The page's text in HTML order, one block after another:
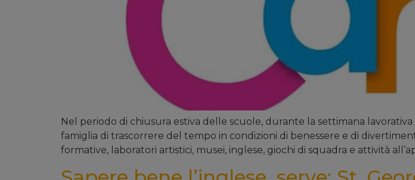
Nel periodo di chiusura estiva delle scuole, durante la settimana
famiglia di trascorrere del tempo in condizioni di benessere e di
formative, laboratori artistici, musei, inglese, giochi di squadra e attività